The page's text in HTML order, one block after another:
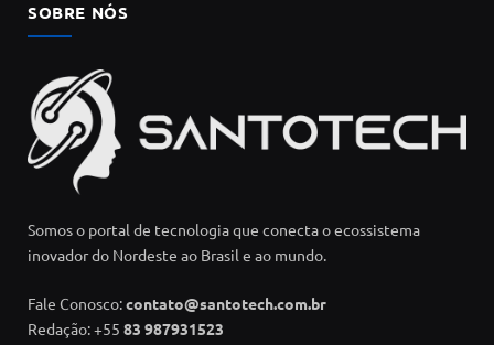
SOBRE NÓS
Somos o portal de tecnologia que conecta o ecossistema
inovador do Nordeste ao Brasil e ao mundo.
Fale Conosco:contato@santotech.com.br
Redação: +55 83 987931523